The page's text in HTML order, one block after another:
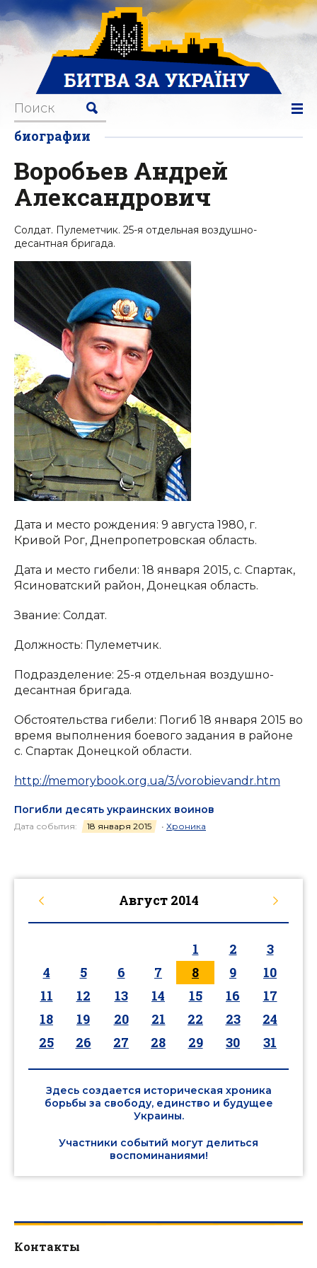
биографии
Воробьев Андрей
Александрович
Солдат. Пулеметчик. 25-я отдельная воздушно-
десантная бригада.
Дата и место рождения: 9 августа 1980, г.
Кривой Рог, Днепропетровская область.
Дата и место гибели: 18 января 2015, с. Спартак,
Ясиноватский район, Донецкая область.
Звание: Солдат.
Должность: Пулеметчик.
Подразделение: 25-я отдельная воздушно-
десантная бригада.
Обстоятельства гибели: Погиб 18 января 2015 во
время выполнения боевого задания в районе
с. Спартак Донецкой области.
http://memorybook.org.ua/3/vorobievandr.htm
Погибли десять украинских воинов
Дата события: 18 января 2015 • Хроника
Август 2014
1 2
3
4
5 6 7 8 9
10
11
12 13 14 15 16
17
18
19 20 21 22 23
24
25
26 27 28 29 30 31
Здесь создается историческая хроника
борьбы за свободу, единство и будущее
Украины.
Участники событий могут делиться
воспоминаниями!
Контакты